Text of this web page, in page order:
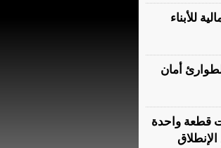
للأبناء
أمان
قطعة واحدة